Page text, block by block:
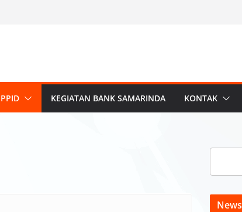
PPID KEGIATAN BANK SAMARINDA KONTAK
News